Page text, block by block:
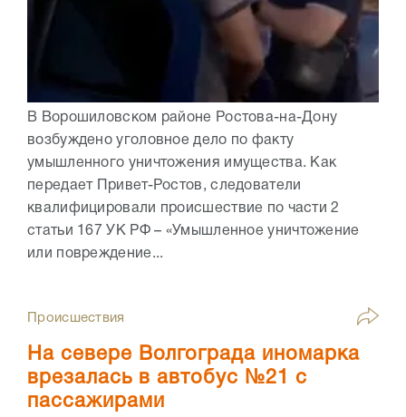
В Ворошиловском районе Ростова-на-Дону
возбуждено уголовное дело по факту
умышленного уничтожения имущества. Как
передает Привет-Ростов, следователи
квалифицировали происшествие по части 2
статьи 167 УК РФ – «Умышленное уничтожение
или повреждение...
Происшествия
На севере Волгограда иномарка
врезалась в автобус №21 с
пассажирами